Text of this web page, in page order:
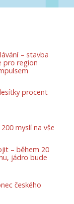
– stavba
pro region
procent
myslí na vše
– během 20
jádro bude
českého